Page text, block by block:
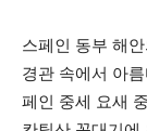
스페인 동부 해
경관 속에서 아
페인 중세 요새